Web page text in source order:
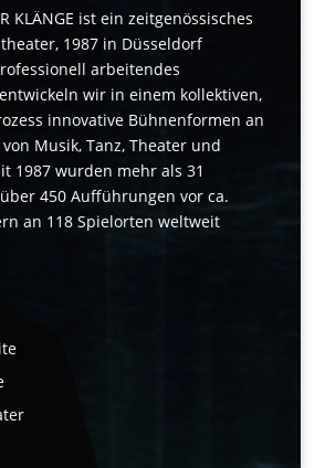
KLÄNGE ist ein zeitgenössisches
1987 in Düsseldorf
arbeitendes
wir in einem kollektiven,
innovative Bühnenformen an
Musik, Tanz, Theater und
1987 wurden mehr als 31
450 Aufführungen vor ca.
an 118 Spielorten weltweit